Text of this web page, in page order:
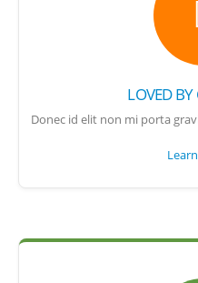
LOVED BY
Donec id elit non mi porta